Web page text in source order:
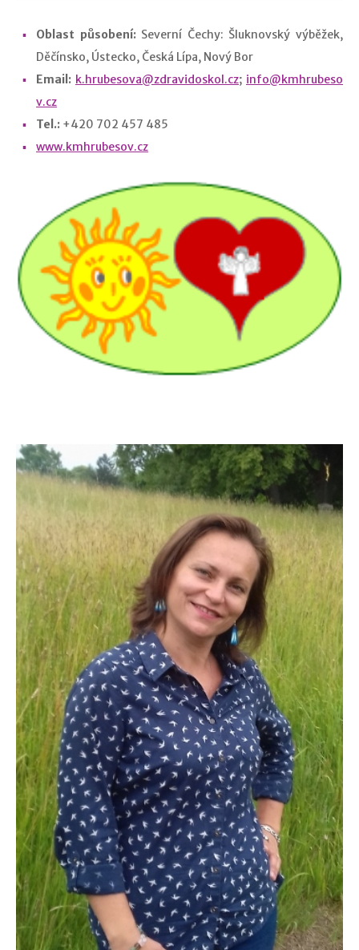
Oblast působení: Severní Čechy: Šluknovský výběžek,
Děčínsko, Ústecko, Česká Lípa, Nový Bor
Email: k.hrubesova@zdravidoskol.cz; info@kmhrubeso
v.cz
Tel.: +420 702 457 485
www.kmhrubesov.cz